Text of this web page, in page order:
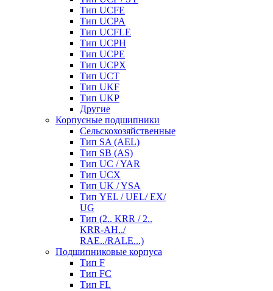
Тип UCFE
Тип UCPA
Тип UCFLE
Тип UCPH
Тип UCPE
Тип UCPX
Тип UCT
Тип UKF
Тип UKP
Другие
Корпусные подшипники
Сельскохозяйственные
Тип SA (AEL)
Тип SB (AS)
Тип UC / YAR
Тип UCX
Тип UK / YSA
Тип YEL / UEL/ EX/
UG
Тип (2.. KRR / 2..
KRR-AH../
RAE../RALE...)
Подшипниковые корпуса
Тип F
Тип FC
Тип FL